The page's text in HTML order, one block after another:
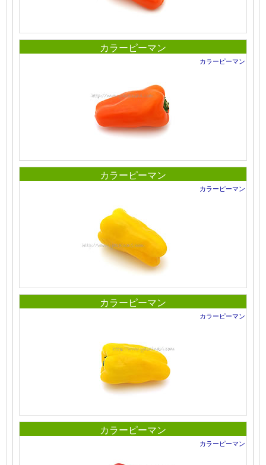
カラーピーマン
カラーピーマン
カラーピーマン
カラーピーマン
カラーピーマン
カラーピーマン
カラーピーマン
カラーピーマン